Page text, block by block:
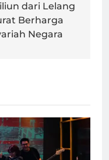
dari Lelang
Berharga
Negara
hiburan
Clinic